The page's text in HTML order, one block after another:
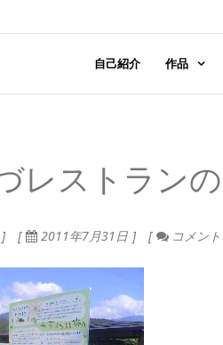
自己紹介 作品
レストラン
2011年7月31日 コメン